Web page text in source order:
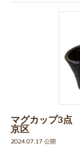
マグカップ3点
京区
2024.07.17 公開